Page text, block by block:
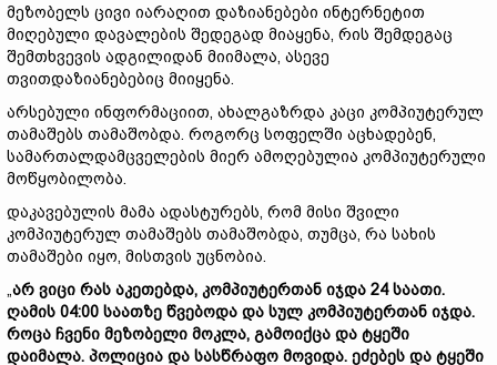
მეზობელს ცივი იარაღით დაზიანებები ინტერნეტით
მიღებული დავალების შედეგად მიაყენა, რის შემდეგაც
შემთხვევის ადგილიდან მიიმალა, ასევე
თვითდაზიანებებიც მიიყენა.
არსებული ინფორმაციით, ახალგაზრდა კაცი კომპიუტერულ
თამაშებს თამაშობდა. როგორც სოფელში აცხადებენ,
სამართალდამცველების მიერ ამოღებულია კომპიუტერული
მოწყობილობა.
დაკავებულის მამა ადასტურებს, რომ მისი შვილი
კომპიუტერულ თამაშებს თამაშობდა, თუმცა, რა სახის
თამაშები იყო, მისთვის უცნობია.
„არ ვიცი რას აკეთებდა, კომპიუტერთან იჯდა 24საათი.
ღამის 04:00 საათზე წვებოდა და სულ კომპიუტერთან იჯდა.
როცა ჩვენი მეზობელი მოკლა, გამოიქცა და ტყეში
დაიმალა. პოლიცია და სასწრაფო მოვიდა. ეძებეს და ტყეში